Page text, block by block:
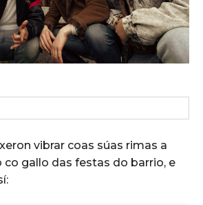
vibrar coas súas rimas a
gallo das festas do barrio, e